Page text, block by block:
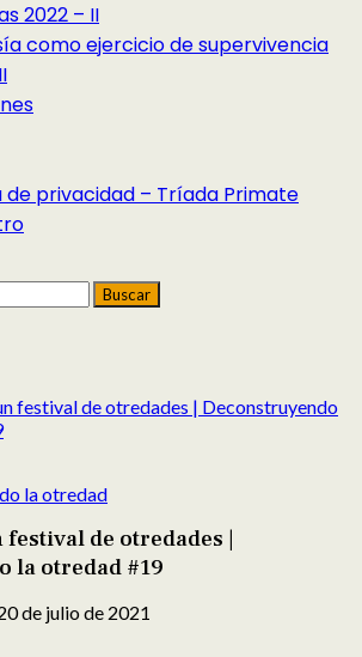
2022 – II
como ejercicio de supervivencia
de privacidad – Tríada Primate
festival de otredades | Deconstruyendo
la otredad
de otredades |
la otredad #19
de julio de 2021